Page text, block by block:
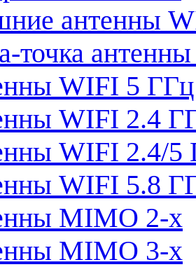
антенны
точка
WIFI 5 ГГц
WIFI 2.4
WIFI 2.4/5
WIFI 5.8
MIMO 2-x
MIMO 3-x